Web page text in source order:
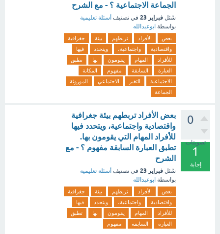
الجماعة الاجتماعية ؟ - مع الشرح
سُئل فبراير 23 في تصنيف أسئلة تعليمية
بواسطة ابوعبدالله
بعض الأفراد تربطهم بيئة
جغرافية
واقتصادية
واجتماعية، ويتحدد
فيها
للأفراد
المهام يقومون بها
تطبق
العبارة
السابقة مفهوم
المكانة
الاجتماعية
التغير الاجتماعي
الموروثة
الجماعة
0
تصويتات
1
إجابة
بعض الأفراد تربطهم بيئة جغرافية
واقتصادية واجتماعية، ويتحدد فيها
للأفراد المهام التي يقومون بها.
تطبق العبارة السابقة مفهوم ؟ - مع
الشرح
سُئل فبراير 23 في تصنيف أسئلة تعليمية
بواسطة ابوعبدالله
بعض الأفراد تربطهم بيئة
جغرافية
واقتصادية
واجتماعية، ويتحدد
فيها
للأفراد
المهام يقومون بها
تطبق
العبارة
السابقة مفهوم